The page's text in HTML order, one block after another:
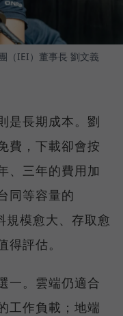
（IEI）董事長 劉文義
是長期成本。劉
費，下載卻會按
、三年的費用加
同等容量的
規模愈大、存取愈
評估。
一。雲端仍適合
工作負載；地端